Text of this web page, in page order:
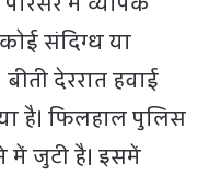
संदिग्ध या
देररात हवाई
है। फिलहाल पुलिस
जुटी है। इसमें